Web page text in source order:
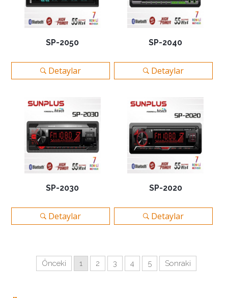
SP-2050
Detaylar
SP-2040
Detaylar
SP-2030
Detaylar
SP-2020
Detaylar
Önceki 1 2 3 4 5 Sonraki